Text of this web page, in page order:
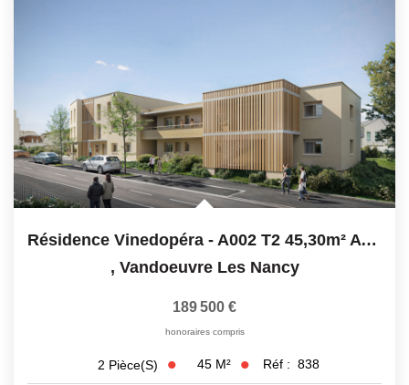
Résidence Vinedopéra - A002 T2 45,30m² Avec Jardin Privatif
, Vandoeuvre Les Nancy
189 500 €
honoraires compris
2 Pièce(s) 45 M² Réf : 838